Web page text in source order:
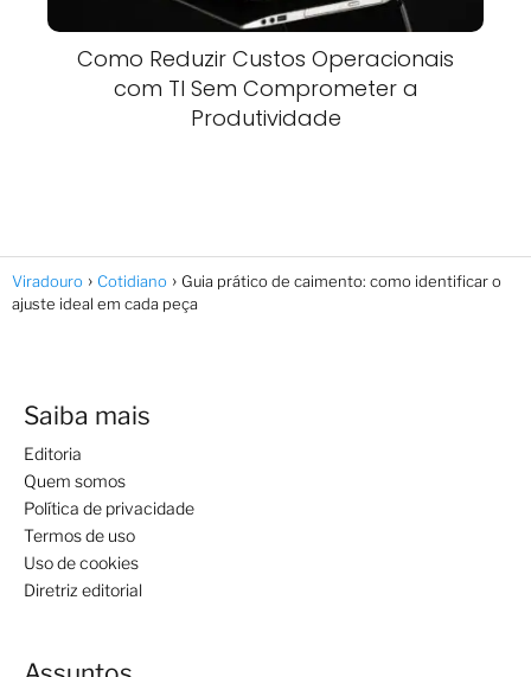
Como Reduzir Custos Operacionais
com TI Sem Comprometer a
Produtividade
Viradouro Cotidiano
Guia prático de caimento: como identificar o
ajuste ideal em cada peça
Saiba mais
Editoria
Quem somos
Política de privacidade
Termos de uso
Uso de cookies
Diretriz editorial